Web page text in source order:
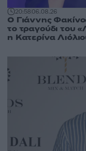
20:5806.08.26
Ο Γιάννης
το τραγούδι του
η Κατερίνα